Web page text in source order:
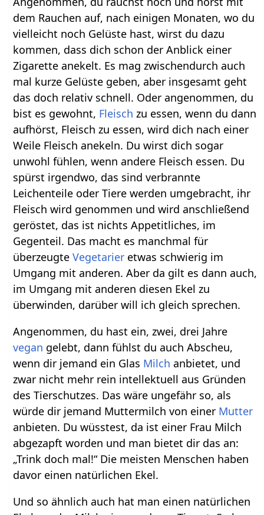
dem Rauchen auf, nach einigen Monaten, wo du
vielleicht noch Gelüste hast, wirst du dazu
kommen, dass dich schon der Anblick einer
Zigarette anekelt. Es mag zwischendurch auch
mal kurze Gelüste geben, aber insgesamt geht
das doch relativ schnell. Oder angenommen, du
bist es gewohnt, Fleisch zu essen, wenn du dann
aufhörst, Fleisch zu essen, wird dich nach einer
Weile Fleisch anekeln. Du wirst dich sogar
unwohl fühlen, wenn andere Fleisch essen. Du
spürst irgendwo, das sind verbrannte
Leichenteile oder Tiere werden umgebracht, ihr
Fleisch wird genommen und wird anschließend
geröstet, das ist nichts Appetitliches, im
Gegenteil. Das macht es manchmal für
überzeugteVegetarier etwas schwierig im
Umgang mit anderen. Aber da gilt es dann auch,
im Umgang mit anderen diesen Ekel zu
überwinden, darüber will ich gleich sprechen.
Angenommen, du hast ein, zwei, drei Jahre
vegan gelebt, dann fühlst du auch Abscheu,
wenn dir jemand ein Glas Milch anbietet, und
zwar nicht mehr rein intellektuell aus Gründen
des Tierschutzes. Das wäre ungefähr so, als
würde dir jemand Muttermilch von einer Mutter
anbieten. Du wüsstest, da ist einer Frau Milch
abgezapft worden und man bietet dir das an:
„Trink doch mal!“ Die meisten Menschen haben
davor einen natürlichen Ekel.
Und so ähnlich auch hat man einen natürlichen